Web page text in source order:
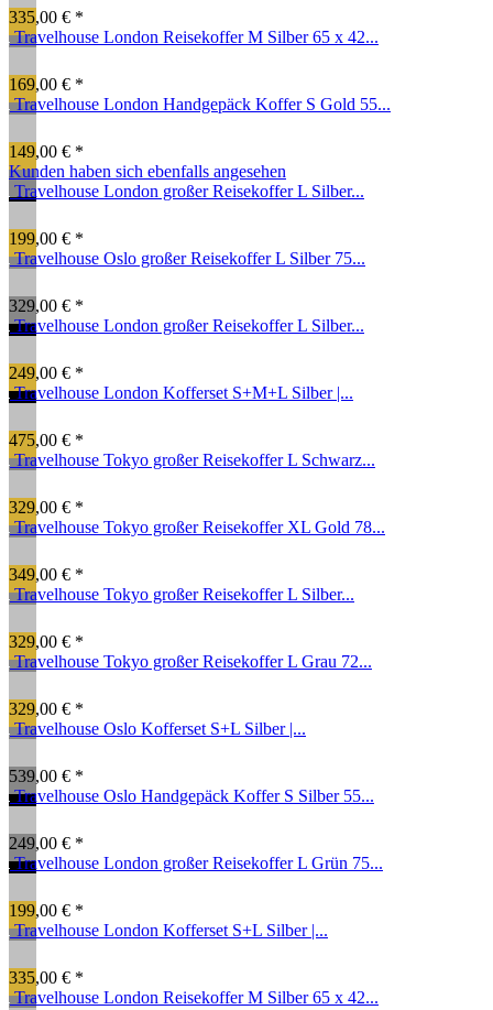
335,00 € *
Travelhouse London Reisekoffer M Silber 65 x 42...
169,00 € *
Travelhouse London Handgepäck Koffer S Gold 55...
149,00 € *
Kunden haben sich ebenfalls angesehen
Travelhouse London großer Reisekoffer L Silber...
199,00 € *
Travelhouse Oslo großer Reisekoffer L Silber 75...
329,00 € *
Travelhouse London großer Reisekoffer L Silber...
249,00 € *
Travelhouse London Kofferset S+M+L Silber |...
475,00 € *
Travelhouse Tokyo großer Reisekoffer L Schwarz...
329,00 € *
Travelhouse Tokyo großer Reisekoffer XL Gold 78...
349,00 € *
Travelhouse Tokyo großer Reisekoffer L Silber...
329,00 € *
Travelhouse Tokyo großer Reisekoffer L Grau 72...
329,00 € *
Travelhouse Oslo Kofferset S+L Silber |...
539,00 € *
Travelhouse Oslo Handgepäck Koffer S Silber 55...
249,00 € *
Travelhouse London großer Reisekoffer L Grün 75...
199,00 € *
Travelhouse London Kofferset S+L Silber |...
335,00 € *
Travelhouse London Reisekoffer M Silber 65 x 42...